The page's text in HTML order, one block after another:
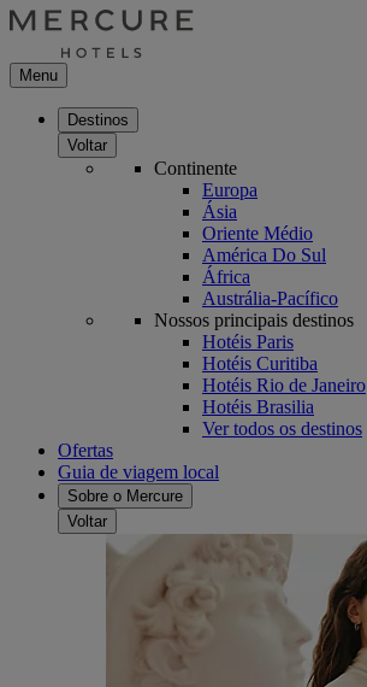
Menu
Destinos
Voltar
Continente
Europa
Ásia
Oriente Médio
América Do Sul
África
Austrália-Pacífico
Nossos principais destinos
Hotéis Paris
Hotéis Curitiba
Hotéis Rio de Janeiro
Hotéis Brasilia
Ver todos os destinos
Ofertas
Guia de viagem local
Sobre o Mercure
Voltar